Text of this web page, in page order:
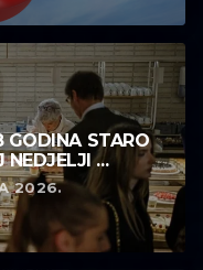
GODINA STARO
NEDJELJI ...
2026.